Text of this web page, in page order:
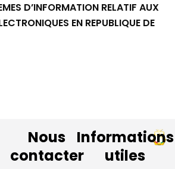
D’INFORMATION RELATIF AUX
EN REPUBLIQUE DE
Nous
contacter
Informations
utiles